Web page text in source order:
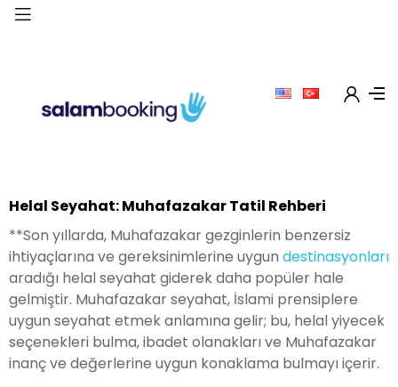
Helal Seyahat: Muhafazakar Tatil Rehberi
**Son yıllarda, Muhafazakar gezginlerin benzersiz
ihtiyaçlarına ve gereksinimlerine uygun destinasyonları
aradığı helal seyahat giderek daha popüler hale
gelmiştir. Muhafazakar seyahat, İslami prensiplere
uygun seyahat etmek anlamına gelir; bu, helal yiyecek
seçenekleri bulma, ibadet olanakları ve Muhafazakar
inanç ve değerlerine uygun konaklama bulmayı içerir.